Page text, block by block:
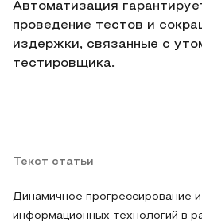
Автоматизация
проведение тестов и
издержки, связанные с
тестировщика.
Текст статьи
Динамичное прогрессирование
информационных технологий в